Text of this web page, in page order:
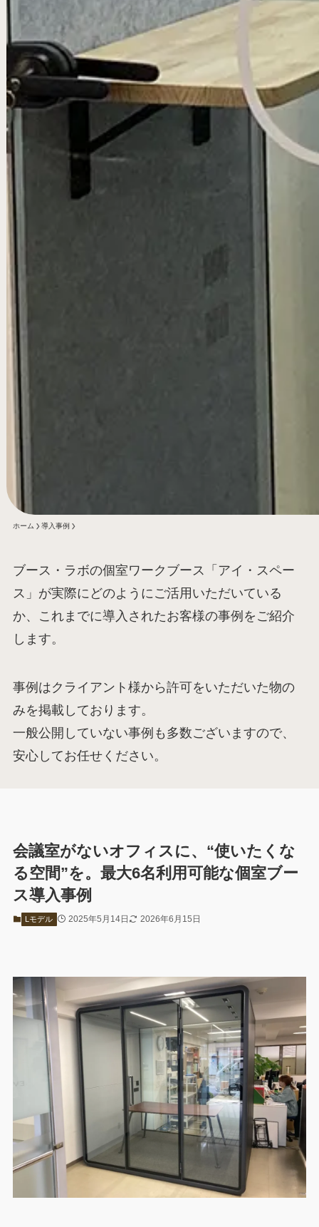
ホーム 導入事例
ブース・ラボの個室ワークブース「アイ・スペー
ス」が実際にどのようにご活用いただいている
か、これまでに導入されたお客様の事例をご紹介
します。
事例はクライアント様から許可をいただいた物の
みを掲載しております。
一般公開していない事例も多数ございますので、
安心してお任せください。
会議室がないオフィスに、“使いたくな
る空間”を。最大6名利用可能な個室ブー
ス導入事例
Lモデル 2025年5月14日 2026年6月15日